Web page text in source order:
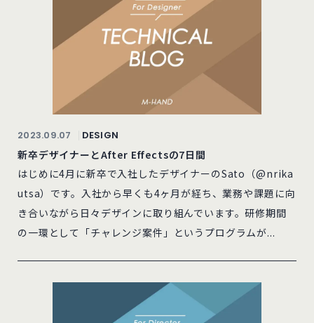
2023.09.07 DESIGN
新卒デザイナーとAfter Effectsの7日間
はじめに4月に新卒で入社したデザイナーのSato（@nrika
utsa）です。入社から早くも4ヶ月が経ち、業務や課題に向
き合いながら日々デザインに取り組んでいます。研修期間
の一環として「チャレンジ案件」というプログラムが...